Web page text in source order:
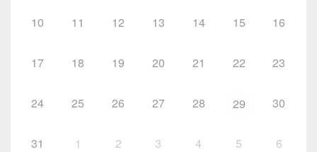
10 11 12 13 14 15 16
17 18 19 20 21 22 23
24 25 26 27 28 29 30
31 1 2 3 4 5 6